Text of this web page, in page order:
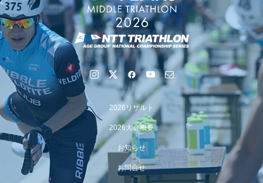
【会議報告】諏訪地域６市町村連絡会議を開催しました
2026リザルト
2026大会概要
お知らせ
お問合せ